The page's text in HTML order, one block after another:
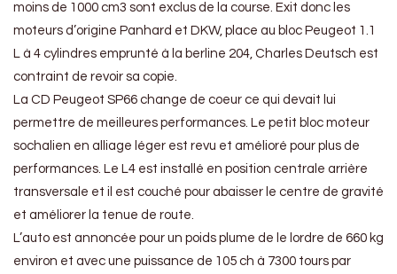
moins de 1000 cm3 sont exclus de la course. Exit donc les
moteurs d’origine Panhard et DKW, place au bloc Peugeot 1.1
L à 4 cylindres emprunté à la berline 204, Charles Deutsch est
contraint de revoir sa copie.
La CD Peugeot SP66 change de coeur ce qui devait lui
permettre de meilleures performances. Le petit bloc moteur
sochalien en alliage léger est revu et amélioré pour plus de
performances. Le L4 est installé en position centrale arrière
transversale et il est couché pour abaisser le centre de gravité
et améliorer la tenue de route.
L’auto est annoncée pour un poids plume de le lordre de 660 kg
environ et avec une puissance de 105 ch à 7300 tours par